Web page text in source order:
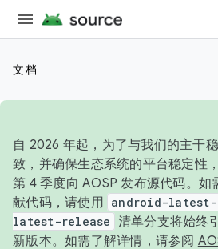
文档
自 2026 年起，为了与我们的主干
致，并确保生态系统的平台稳定性
第 4 季度向 AOSP 发布源代码。如
献代码，请使用 android-latest-
latest-release 清单分支将始终
新版本。如需了解详情，请参阅